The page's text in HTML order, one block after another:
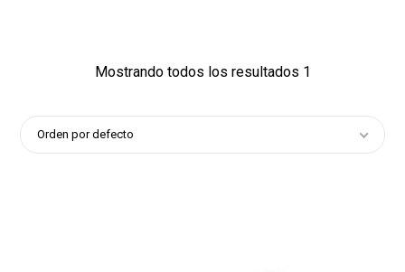
Mostrando todos los resultados 1
Orden por defecto